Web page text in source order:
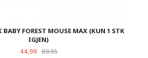
BABY FOREST MOUSE MAX (KUN 1 STK
IGJEN)
Tilbud
44,98 89,95Rabatt